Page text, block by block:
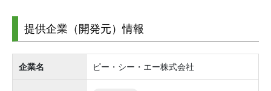
提供企業（開発元）情報
企業名 ピー・シー・エー株式会社